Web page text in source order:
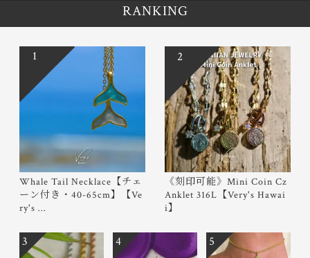
RANKING
Whale Tail Necklace【チェ
ーン付き・40-65cm】【Ve
ry's …
1
《刻印可能》Mini Coin Cz
Anklet 316L【Very's Hawai
i】
2
3 4 5